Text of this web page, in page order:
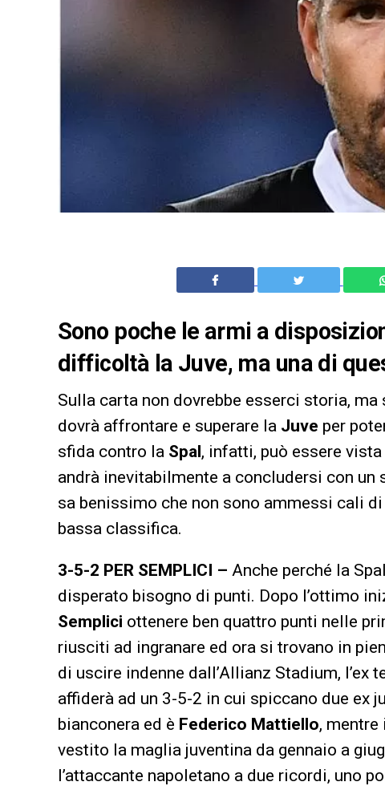
Sono poche le armi a
difficoltà la Juve, ma una di
Sulla carta non dovrebbe esserci storia,
dovrà affrontare e superare la Juve per
sfida contro la Spal, infatti, può essere
andrà inevitabilmente a concludersi con un
sa benissimo che non sono ammessi cali
bassa classifica.
3-5-2 PER SEMPLICI – Anche perché la
disperato bisogno di punti. Dopo l’ottimo
Semplici ottenere ben quattro punti nelle
riusciti ad ingranare ed ora si trovano in
di uscire indenne dall’Allianz Stadium, l’ex
affiderà ad un 3-5-2 in cui spiccano due ex
bianconera ed è Federico Mattiello, mentre
vestito la maglia juventina da gennaio a
l’attaccante napoletano a due ricordi, uno